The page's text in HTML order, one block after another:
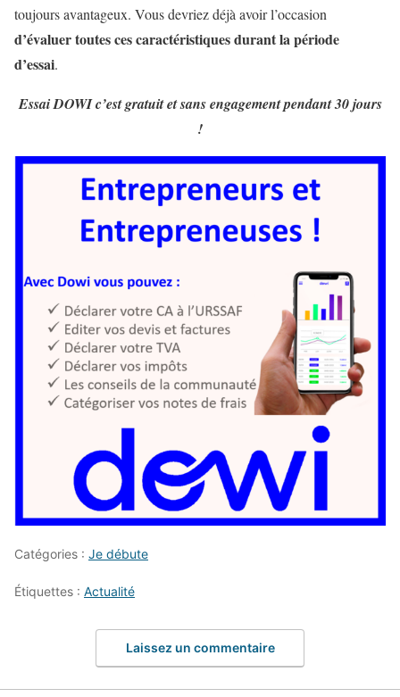
toujours avantageux. Vous devriez déjà avoir l’occasion
d’évaluer toutes ces caractéristiques durant la période
d’essai.
Essai DOWI c’est gratuit et sans engagement pendant 30 jours
!
Catégories : Je débute
Étiquettes : Actualité
Laissez un commentaire